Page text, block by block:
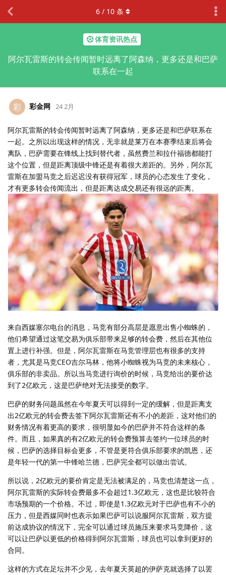
体育资讯热点
阿尔瓦雷斯的转会传闻暂时远离了阿森纳，更多还是和巴萨
联系在一起
6 / 10 条
彩 彩金网 24 2月
阿尔瓦雷斯的转会传闻暂时远离了阿森纳，更多还是和巴萨联系在
一起。之所以出现这样的情况，无非就是莱万在本赛季结束后将会
离队，巴萨需要在锋线上找到替代者，虽然费兰和拉什福德都能打
这个位置，但是距离顶级中锋还是有着很大差距的。另外，阿尔瓦
雷斯在加盟马竞之后迟迟没有获得冠军，球员的心态发生了变化，
才有更多转会传闻流出，但是距离达成交易还有很远的距离。
来自西媒塞尔电台的消息，马竞有部分高层是愿意出售小蜘蛛的，
他们希望通过这笔交易为俱乐部带来足够的转会费，然后在其他位
置上进行补强。但是，阿尔瓦雷斯在马竞管理层也有很多的支持
者，尤其是马竞CEO吉尔马林，他将小蜘蛛视为马竞的未来核心，
俱乐部的非卖品。所以当马竞进行询价的时候，马竞给出的要价达
到了2亿欧元，这是巴萨绝对无法接受的数字。
巴萨的财务问题虽然在今年夏天可以得到一定的缓解，但是距离支
出2亿欧元的转会费去签下阿尔瓦雷斯还有不小的差距，这对他们的
财务情况有着更高的要求，很明显如今的巴萨并不符合这样的条
件。而且，如果真的有2亿欧元的转会费预算去签约一位球员的时
候，巴萨的选择目标会更多，不管是更符合俱乐部要求的凯恩，还
是年轻一代的第一中锋哈兰德，巴萨完全都可以做出尝试。
所以说，2亿欧元的要价肯定是无法被满足的，马竞也清楚这一点，
阿尔瓦雷斯的实际转会费最多不会超过1.3亿欧元，这也是比较符合
市场预期的一个价格。不过，即使是1.3亿欧元对于巴萨也有不小的
压力，但是西媒同时也表示如果巴萨可以说服阿尔瓦雷斯，双方提
前达成协议的情况下，完全可以通过球员施压来要求马竞降价，这
可以让巴萨以更低的价格得到阿尔瓦雷斯，球员也可以拿到更好的
合同。
这样的方式在足坛并不少见，去年夏天英超的伊萨克就选择了以罢